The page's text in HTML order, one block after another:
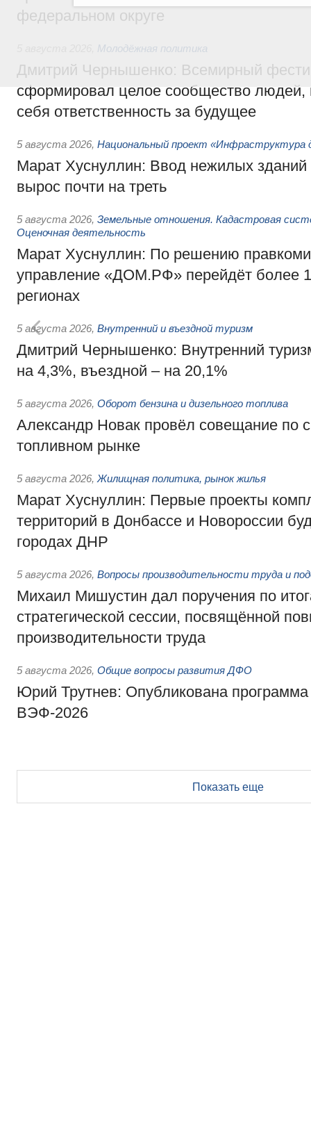
федеральном округе
Молодёжная политика
Дмитрий Чернышенко: Всемирный
сформировал целое сообщество людей,
себя ответственность за будущее
5 августа 2026, Национальный проект «Инфраструктура
Марат Хуснуллин: Ввод нежилых зданий
вырос почти на треть
5 августа 2026, Земельные отношения. Кадастровая
Оценочная деятельность
Марат Хуснуллин: По решению
управление «ДОМ.РФ» перейдёт более
регионах
5 августа 2026, Внутренний и въездной туризм
Дмитрий Чернышенко: Внутренний
на 4,3%, въездной – на 20,1%
5 августа 2026, Оборот бензина и дизельного топлива
Александр Новак провёл совещание по
топливном рынке
5 августа 2026, Жилищная политика, рынок жилья
Марат Хуснуллин: Первые проекты
территорий в Донбассе и Новороссии
городах ДНР
5 августа 2026, Вопросы производительности труда и
Михаил Мишустин дал поручения по
стратегической сессии, посвящённой
производительности труда
5 августа 2026, Общие вопросы развития ДФО
Юрий Трутнев: Опубликована
ВЭФ-2026
Показать еще